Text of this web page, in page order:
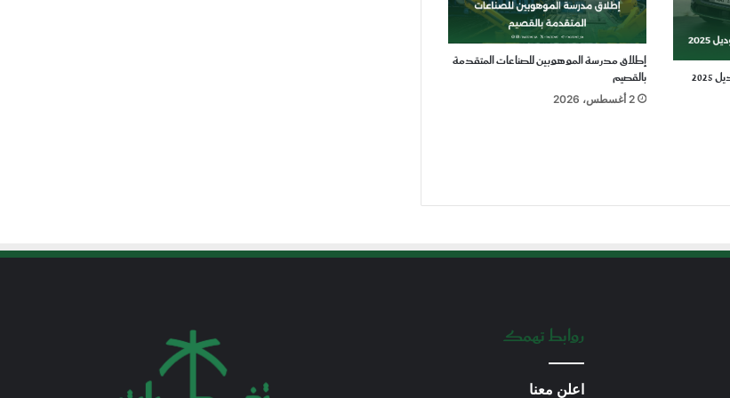
إطلاق مدرسة الموهوبين للصناعات المتقدمة
بالقصيم
2 أغسطس، 2026
روابط تهمك
اعلن معنا